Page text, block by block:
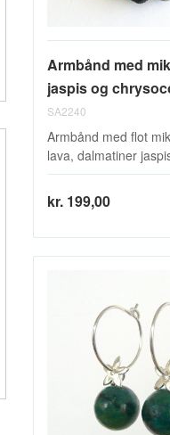
Armbånd med
jaspis og
SA2240
Armbånd med flot
lava, dalmatiner
kr. 199,00